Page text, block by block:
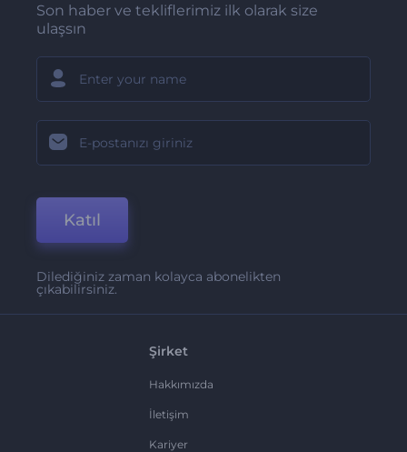
Son haber ve tekliflerimiz ilk olarak size
ulaşsın
Katıl
Dilediğiniz zaman kolayca abonelikten
çıkabilirsiniz.
Şirket
Hakkımızda
İletişim
Kariyer